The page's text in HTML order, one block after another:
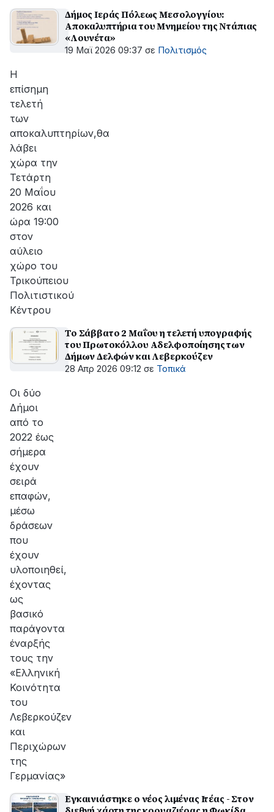
Δήμος Ιεράς Πόλεως Μεσολογγίου:
Αποκαλυπτήρια του Μνημείου της Ντάπιας
«Λουνέτα»
19 Μαϊ 2026 09:37 σε Πολιτισμός
Η
επίσημη
τελετή
των
αποκαλυπτηρίων,θα
λάβει
χώρα την
Τετάρτη
20 Μαΐου
2026 και
ώρα 19:00
στον
αύλειο
χώρο του
Τρικούπειου
Πολιτιστικού
Κέντρου
Το Σάββατο 2 Μαΐου η τελετή υπογραφής
του Πρωτοκόλλου Αδελφοποίησης των
Δήμων Δελφών και Λεβερκούζεν
28 Απρ 2026 09:12 σε Τοπικά
Οι δύο
Δήμοι
από το
2022 έως
σήμερα
έχουν
σειρά
επαφών,
μέσω
δράσεων
που
έχουν
υλοποιηθεί,
έχοντας
ως
βασικό
παράγοντα
έναρξής
τους την
«Ελληνική
Κοινότητα
του
Λεβερκούζεν
και
Περιχώρων
της
Γερμανίας»
Εγκαινιάστηκε ο νέος λιμένας Ιτέας - Στον